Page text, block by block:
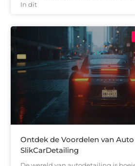
In dit
Ontdek de Voordelen van
SlikCarDetailing